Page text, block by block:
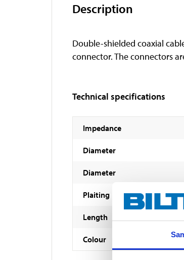
Description
Double-shielded coaxial
connector. The connectors
Technical specifications
Impedance
Diameter
Diameter
Plaiting
Length
Colour